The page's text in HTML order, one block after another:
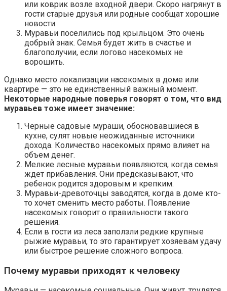
или коврик возле входной двери. Скоро нагрянут в
гости старые друзья или родные сообщат хорошие
новости.
Муравьи поселились под крыльцом. Это очень
добрый знак. Семья будет жить в счастье и
благополучии, если логово насекомых не
ворошить.
Однако место локализации насекомых в доме или
квартире — это не единственный важный момент.
Некоторые народные поверья говорят о том, что вид
муравьев тоже имеет значение:
Черные садовые мураши, обосновавшиеся в
кухне, сулят новые неожиданные источники
дохода. Количество насекомых прямо влияет на
объем денег.
Мелкие лесные муравьи появляются, когда семья
ждет прибавления. Они предсказывают, что
ребенок родится здоровым и крепким.
Муравьи-древоточцы заводятся, когда в доме кто-
то хочет сменить место работы. Появление
насекомых говорит о правильности такого
решения.
Если в гости из леса заползли редкие крупные
рыжие муравьи, то это гарантирует хозяевам удачу
или быстрое решение сложного вопроса.
Почему муравьи приходят к человеку